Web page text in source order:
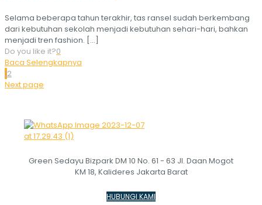
Selama beberapa tahun terakhir, tas ransel sudah berkembang
dari kebutuhan sekolah menjadi kebutuhan sehari-hari, bahkan
menjadi tren fashion. […]
Do you like it?0
Baca Selengkapnya
12
Next page
Green Sedayu Bizpark DM 10 No. 61 - 63 Jl. Daan Mogot
KM 18, Kalideres Jakarta Barat
HUBUNGI KAMI